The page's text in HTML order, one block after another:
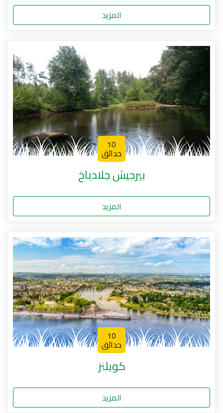
المزيد
10
حدائق
بيرجيش جلادباخ
المزيد
10
حدائق
كوبلنز
المزيد